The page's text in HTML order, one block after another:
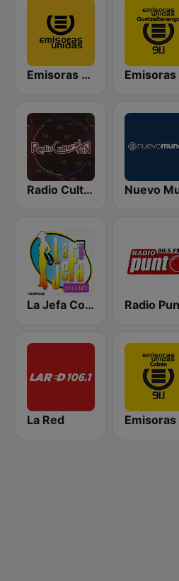
Emisoras Unidas
Radio Cultural TGN
La Jefa Coatepeque
La Red